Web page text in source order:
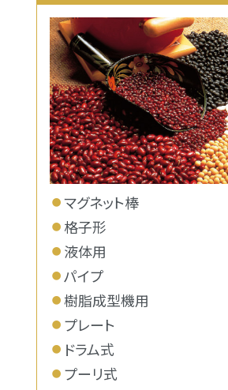
マグネット棒
格子形
液体用
パイプ
樹脂成型機用
プレート
ドラム式
プーリ式